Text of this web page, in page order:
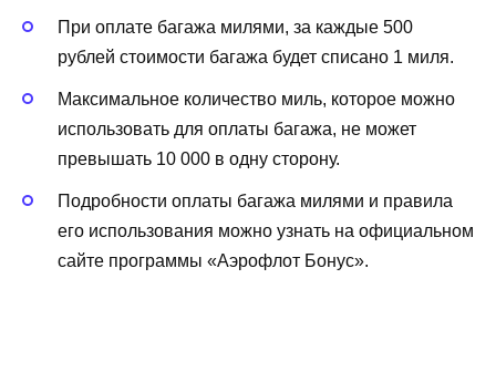
При оплате багажа милями, за каждые 500
рублей стоимости багажа будет списано 1 миля.
Максимальное количество миль, которое можно
использовать для оплаты багажа, не может
превышать 10 000 в одну сторону.
Подробности оплаты багажа милями и правила
его использования можно узнать на официальном
сайте программы «Аэрофлот Бонус».